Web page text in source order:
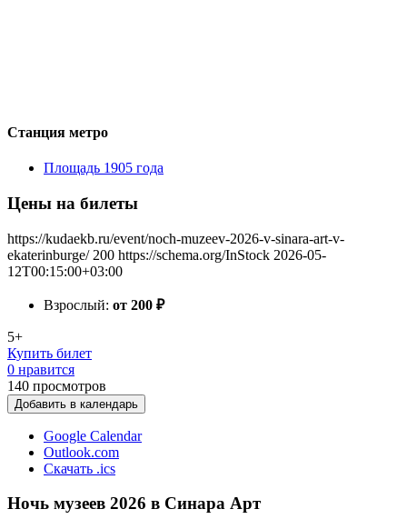
Станция метро
Площадь 1905 года
Цены на билеты
https://kudaekb.ru/event/noch-muzeev-2026-v-sinara-art-v-
ekaterinburge/ 200 https://schema.org/InStock 2026-05-
12T00:15:00+03:00
Взрослый: от 200 ₽
5+
Купить билет
0 нравится
140 просмотров
Добавить в календарь
Google Calendar
Outlook.com
Скачать .ics
Ночь музеев 2026 в Синара Арт